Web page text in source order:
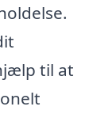
til at